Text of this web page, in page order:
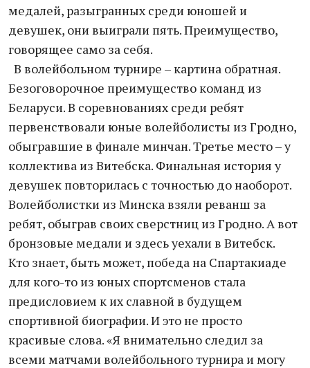
медалей, разыгранных среди юношей и
девушек, они выиграли пять. Преимущество,
говорящее само за себя.
В волейбольном турнире – картина обратная.
Безоговорочное преимущество команд из
Беларуси. В соревнованиях среди ребят
первенствовали юные волейболисты из Гродно,
обыгравшие в финале минчан. Третье место – у
коллектива из Витебска. Финальная история у
девушек повторилась с точностью до наоборот.
Волейболистки из Минска взяли реванш за
ребят, обыграв своих сверстниц из Гродно. А вот
бронзовые медали и здесь уехали в Витебск.
Кто знает, быть может, победа на Спартакиаде
для кого-то из юных спортсменов стала
предисловием к их славной в будущем
спортивной биографии. И это не просто
красивые слова. «Я внимательно следил за
всеми матчами волейбольного турнира и могу